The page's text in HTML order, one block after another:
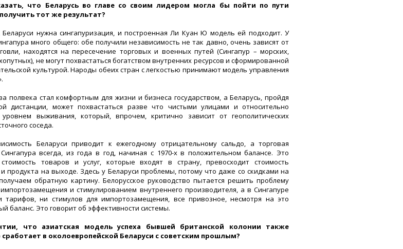
что Беларусь во главе со своим лидером могла бы пойти по пути
тот же результат?
Беларуси нужна сингапуризация, и построенная Ли Куан Ю модель ей подходит. У
много общего: обе получили независимость не так давно, очень зависят от
находятся на пересечение торговых и военных путей (Сингапур – морских,
не могут похвастаться богатством внутренних ресурсов и сформированной
культурой. Народы обеих стран с легкостью принимают модель управления
полвека стал комфортным для жизни и бизнеса государством, а Беларусь, пройдя
дистанции, может похвастаться разве что чистыми улицами и относительно
выживания, который, впрочем, критично зависит от геополитических
соседа.
Беларуси приводит к ежегодному отрицательному сальдо, а торговая
всегда, из года в год, начиная с 1970-х в положительном балансе. Это
товаров и услуг, которые входят в страну, превосходит стоимость
продукта на выходе. Здесь у Беларуси проблемы, потому что даже со скидками на
обратную картину. Белорусское руководство пытается решить проблему
и стимулированием внутреннего производителя, а в Сингапуре
тарифов, ни стимулов для импортозамещения, все привозное, несмотря на это
баланс. Это говорит об эффективности системы.
что азиатская модель успеха бывшей британской колонии также
в околоевропейской Беларуси с советским прошлым?